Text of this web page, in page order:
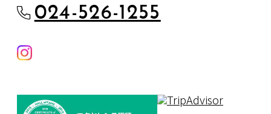
024-526-1255